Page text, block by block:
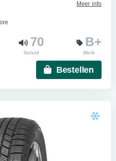
Meer info
70
Geluid
B+
Merk
Bestellen